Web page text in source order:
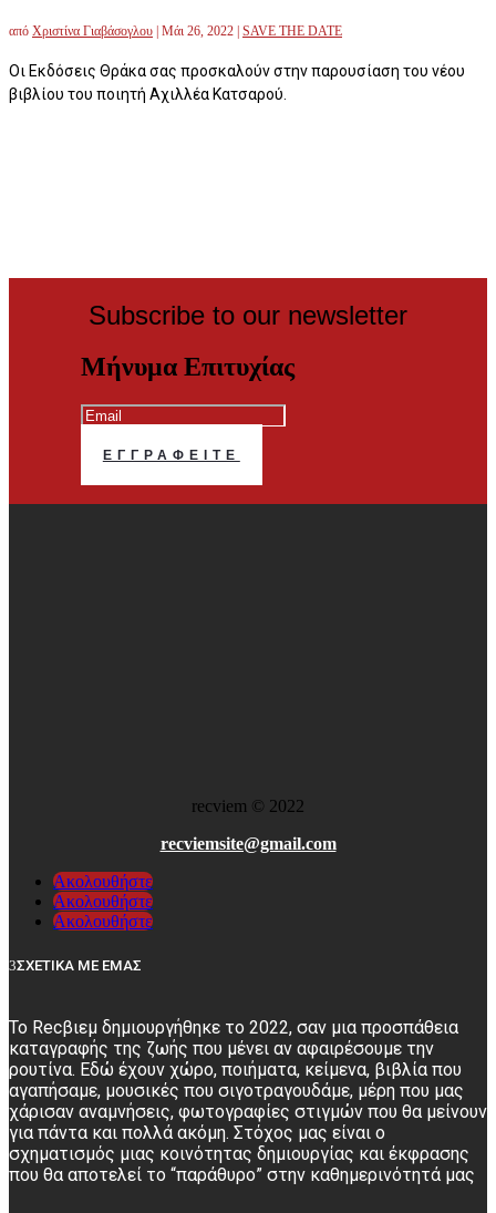
από Χριστίνα Γιαβάσογλου | Μάι 26, 2022 | SAVE THE DATE
Οι Εκδόσεις Θράκα σας προσκαλούν στην παρουσίαση του νέου
βιβλίου του ποιητή Αχιλλέα Κατσαρού.
Subscribe to our newsletter
Μήνυμα Επιτυχίας
ΕΓΓΡΑΦΕΊΤΕ
recviem © 2022
recviemsite@gmail.com
Ακολουθήστε
Ακολουθήστε
Ακολουθήστε
ΣΧΕΤΙΚΑ ΜΕ ΕΜΑΣ
Το Recβιεμ δημιουργήθηκε το 2022, σαν μια προσπάθεια
καταγραφής της ζωής που μένει αν αφαιρέσουμε την
ρουτίνα. Εδώ έχουν χώρο, ποιήματα, κείμενα, βιβλία που
αγαπήσαμε, μουσικές που σιγοτραγουδάμε, μέρη που μας
χάρισαν αναμνήσεις, φωτογραφίες στιγμών που θα μείνουν
για πάντα και πολλά ακόμη. Στόχος μας είναι ο
σχηματισμός μιας κοινότητας δημιουργίας και έκφρασης
που θα αποτελεί το “παράθυρο” στην καθημερινότητά μας